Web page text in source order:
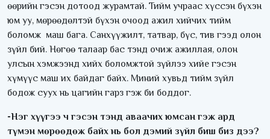
өөрийн гэсэн дотоод журамтай. Тийм учраас хүссэн бүхэн
юм уу, мөрөөдөлтэй бүхэн очоод ажил хийчих тийм
боломж маш бага. Санхүүжилт, татвар, бүс, тив гээд олон
зүйл бий. Нөгөө талаар бас тэнд очиж ажиллая, олон
улсын хэмжээнд хийх боломжтой зүйлээ хийе гэсэн
хүмүүс маш их байдаг байх. Миний хувьд тийм зүйл
бодож суух нь цагийн гарз гэж би боддог.
-Нэг хүүгээ ч гэсэн тэнд аваачих юмсан гэж ард
түмэн мөрөөдөж байх нь бол дэмий зүйл биш биз дээ?